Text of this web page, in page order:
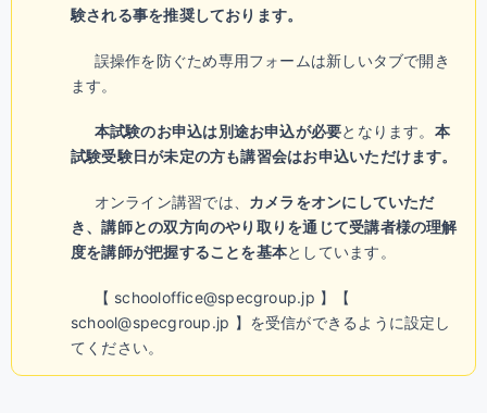
験される事を推奨しております。
誤操作を防ぐため専用フォームは新しいタブで開き
ます。
本試験のお申込は別途お申込が必要となります。 本
試験受験日が未定の方も講習会はお申込いただけます。
オンライン講習では、 カメラをオンにしていただ
き、講師との双方向のやり取りを通じて受講者様の理解
度を講師が把握することを基本としています。
【 schooloffice@specgroup.jp 】【
school@specgroup.jp 】を受信ができるように設定し
てください。